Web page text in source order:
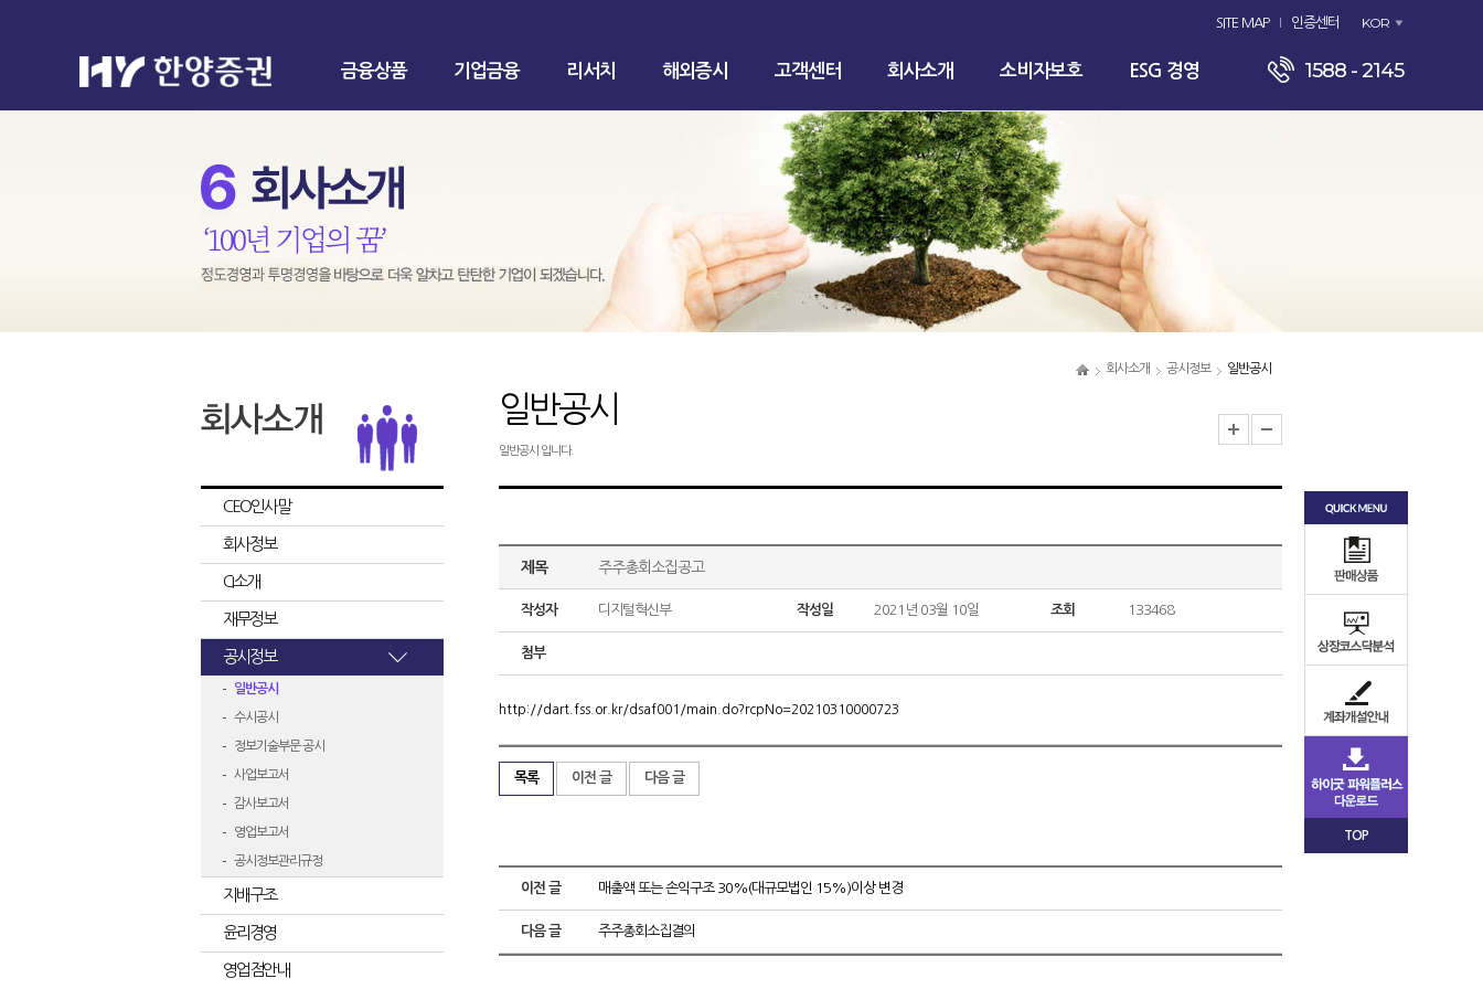
SITE MAP 인증센터 KOR
금융상품 기업금융 리서치 해외증시 고객센터 회사소개 소비자보호 ESG 경영 1588 - 2145
회사소개 공시정보 일반공시
CEO인사말
회사정보
CI소개
재무정보
공시정보
일반공시
수시공시
정보기술부문 공시
사업보고서
감사보고서
영업보고서
공시정보관리규정
지배구조
윤리경영
영업점안내
일반공시
일반공시 입니다.
제목 주주총회소집공고
작성자 디지털혁신부 작성일 2021년 03월 10일 조회 133468
첨부
http://dart.fss.or.kr/dsaf001/main.do?rcpNo=20210310000723
목록 이전 글 다음 글
이전 글 매출액 또는 손익구조 30%(대규모법인 15%)이상 변경
다음 글 주주총회소집결의
TOP